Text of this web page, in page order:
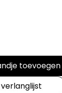
toevoegen